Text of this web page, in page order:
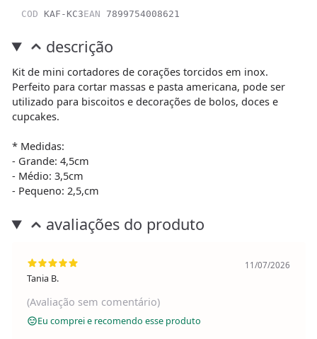
COD KAF-KC3EAN 7899754008621
descrição
Kit de mini cortadores de corações torcidos em inox.
Perfeito para cortar massas e pasta americana, pode ser
utilizado para biscoitos e decorações de bolos, doces e
cupcakes.
* Medidas:
- Grande: 4,5cm
- Médio: 3,5cm
- Pequeno: 2,5,cm
avaliações do produto
Tania B.
11/07/2026
(Avaliação sem comentário)
Eu comprei e recomendo esse produto